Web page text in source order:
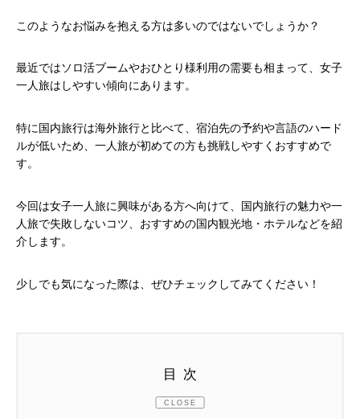
このようなお悩みを抱える方は多いのではないでしょうか？
最近ではソロ活ブームやおひとり様利用の需要も相まって、女子
一人旅はしやすい傾向にあります。
特に国内旅行は海外旅行と比べて、宿泊先の予約や言語のハード
ルが低いため、一人旅が初めての方も挑戦しやすくおすすめで
す。
今回は女子一人旅に興味がある方へ向けて、国内旅行の魅力や一
人旅で失敗しないコツ、おすすめの国内観光地・ホテルなどを紹
介します。
少しでも気になった際は、ぜひチェックしてみてください！
目次
CLOSE